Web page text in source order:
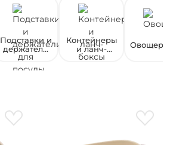
Подставки и
держатели
для посуды
Контейнеры
и ланч-
боксы